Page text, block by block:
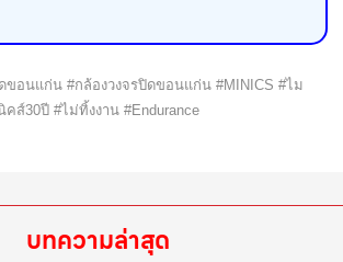
ขอนแก่น #กล้องวงจรปิดขอนแก่น #MINICS #ไม
คส์30ปี #ไม่ทิ้งงาน #Endurance
บทความล่าสุด